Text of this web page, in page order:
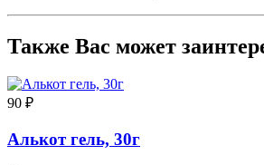
Также Вас может
90 ₽
Алькот гель, 30г